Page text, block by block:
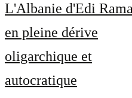
L'Albanie d'Edi Rama
en pleine dérive
oligarchique et
autocratique